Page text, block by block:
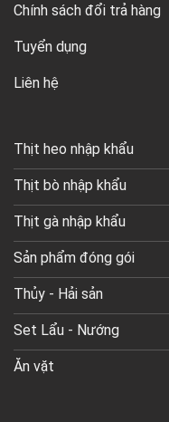
Chính sách đổi trả hàng
Tuyển dụng
Liên hệ
Thịt heo nhập khẩu
Thịt bò nhập khẩu
Thịt gà nhập khẩu
Sản phẩm đóng gói
Thủy - Hải sản
Set Lẩu - Nướng
Ăn vặt